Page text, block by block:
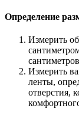
Определение
Измерить
Измерить
ленты,
отверстия,